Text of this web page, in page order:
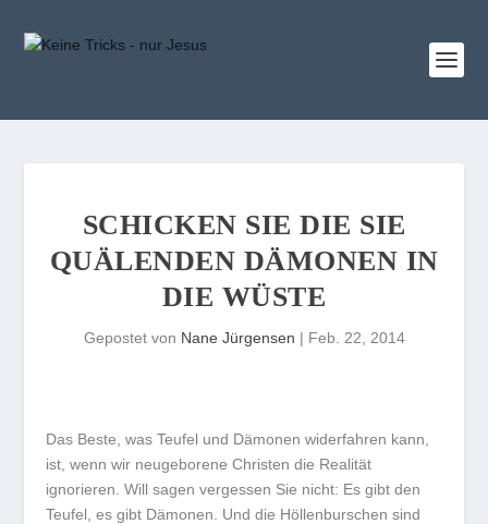
SCHICKEN SIE DIE SIE
QUÄLENDEN DÄMONEN IN
DIE WÜSTE
Gepostet von Nane Jürgensen | Feb. 22, 2014
Das Beste, was Teufel und Dämonen widerfahren kann,
ist, wenn wir neugeborene Christen die Realität
ignorieren. Will sagen vergessen Sie nicht: Es gibt den
Teufel, es gibt Dämonen. Und die Höllenburschen sind